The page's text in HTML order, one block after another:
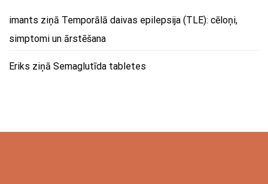
imants ziņā Temporālā daivas epilepsija (TLE): cēloņi,
simptomi un ārstēšana
Eriks ziņā Semaglutīda tabletes